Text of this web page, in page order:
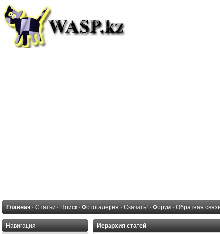
Главная · Статьи · Поиск · Фотогалерея · Скачать! · Форум · Обратная связь
Навигация Иерархия статей